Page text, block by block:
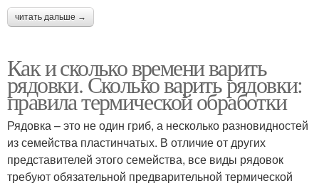
читать дальше →
Как и сколько времени варить
рядовки. Сколько варить рядовки:
правила термической обработки
Рядовка – это не один гриб, а несколько разновидностей
из семейства пластинчатых. В отличие от других
представителей этого семейства, все виды рядовок
требуют обязательной предварительной термической